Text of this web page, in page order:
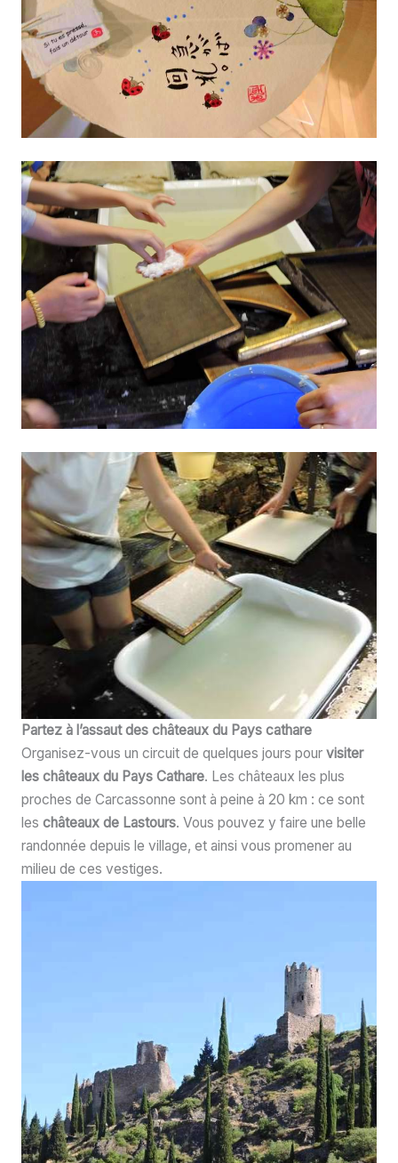
Partez à l’assaut des châteaux du Pays cathare
Organisez-vous un circuit de quelques jours pour visiter
les châteaux du Pays Cathare. Les châteaux les plus
proches de Carcassonne sont à peine à 20 km : ce sont
les châteaux de Lastours. Vous pouvez y faire une belle
randonnée depuis le village, et ainsi vous promener au
milieu de ces vestiges.